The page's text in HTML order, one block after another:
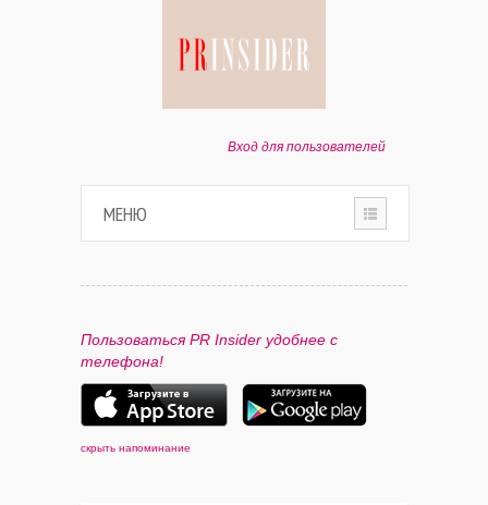
Вход для пользователей
МЕНЮ
ПАРТНЕРАМ
КОНТАКТЫ
Пользоваться PR Insider удобнее с
телефона!
скрыть напоминание